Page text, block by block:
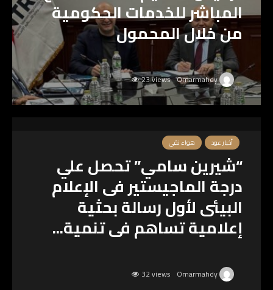
المباشر للخدمات الحكومية
من خلال المحمول
Omarmahdy
23 views
أخبار عود هواء نقي
“شيرين سامي” تحصل علي
درجة الماجيستير فى الإعلام
البيئى لأول رسالة بحثية
إعلامية تساهم فى تنمية...
32 views